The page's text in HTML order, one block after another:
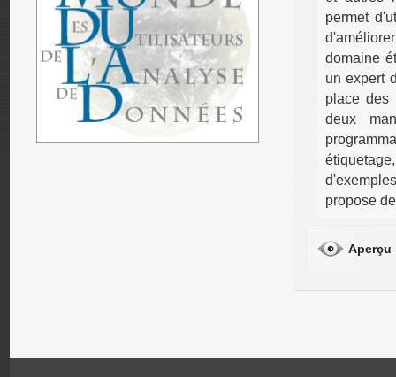
permet
domaine
un expert
place des
deux
propose
Aperçu